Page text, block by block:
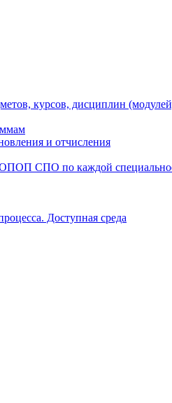
курсов, дисциплин
и отчисления
ОПОП СПО по каждой
Доступная среда